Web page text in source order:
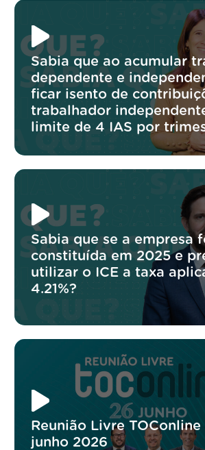
Sabia que ao acumular
dependente e
ficar isento de
trabalhador
limite de 4 IAS por
Sabia que se a empresa
constituída em 2025 e
utilizar o ICE a taxa
4.21%?
Reunião Livre TOConline
junho 2026